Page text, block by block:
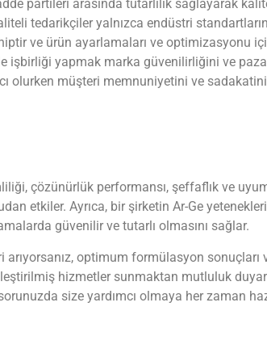
partileri arasında tutarlılık sağlayarak
tedarikçiler yalnızca endüstri
ve ürün ayarlamaları ve optimizasyonu
işbirliği yapmak marka güvenilirliğini ve
olurken müşteri memnuniyetini ve
çözünürlük performansı, şeffaflık ve
etkiler. Ayrıca, bir şirketin Ar-Ge yetenekleri
güvenilir ve tutarlı olmasını sağlar.
optimum formülasyon sonuçları
hizmetler sunmaktan mutluluk
size yardımcı olmaya her zaman